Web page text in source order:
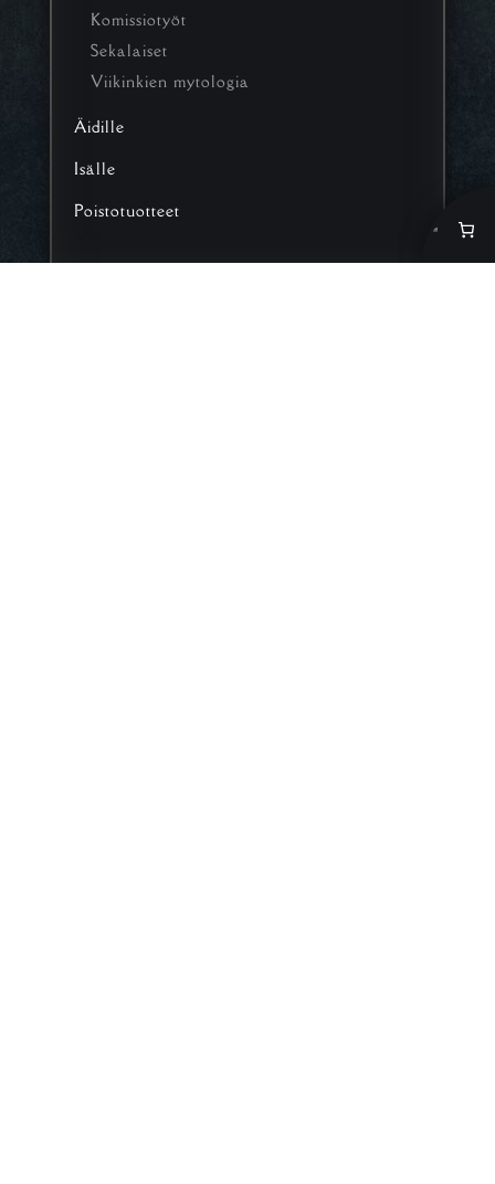
Komissiotyöt
Sekalaiset
Viikinkien mytologia
Äidille
Isälle
Poistotuotteet